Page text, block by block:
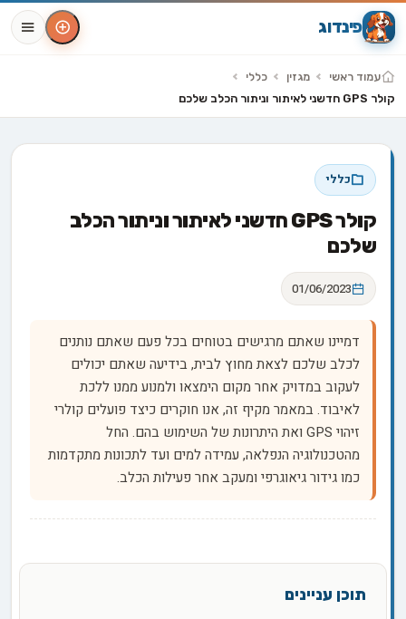
פינדוג
עמוד ראשי מגזין
כללי
קולר GPS חדשני לאיתור וניתור הכלב שלכם
כללי
קולר GPS חדשני לאיתור וניתור הכלב
שלכם
01/06/2023
דמיינו שאתם מרגישים בטוחים בכל פעם שאתם נותנים
לכלב שלכם לצאת מחוץ לבית, בידיעה שאתם יכולים
לעקוב במדויק אחר מקום הימצאו ולמנוע ממנו ללכת
לאיבוד. במאמר מקיף זה, אנו חוקרים כיצד פועלים קולרי
זיהוי GPS ואת היתרונות של השימוש בהם. החל
מהטכנולוגיה הנפלאה, עמידה למים ועד לתכונות מתקדמות
כמו גידור גיאוגרפי ומעקב אחר פעילות הכלב.